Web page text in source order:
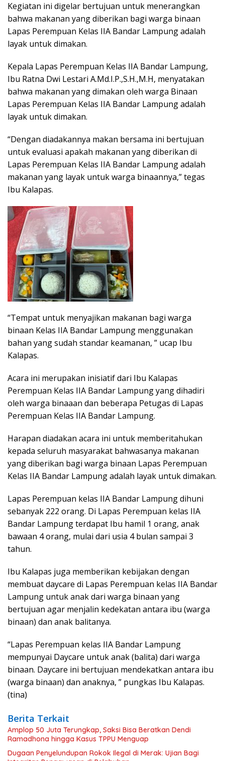
Kegiatan ini digelar bertujuan untuk menerangkan
bahwa makanan yang diberikan bagi warga binaan
Lapas Perempuan Kelas IIA Bandar Lampung adalah
layak untuk dimakan.
Kepala Lapas Perempuan Kelas IIA Bandar Lampung,
Ibu Ratna Dwi Lestari A.Md.I.P.,S.H.,M.H, menyatakan
bahwa makanan yang dimakan oleh warga Binaan
Lapas Perempuan Kelas IIA Bandar Lampung adalah
layak untuk dimakan.
“Dengan diadakannya makan bersama ini bertujuan
untuk evaluasi apakah makanan yang diberikan di
Lapas Perempuan Kelas IIA Bandar Lampung adalah
makanan yang layak untuk warga binaannya,” tegas
Ibu Kalapas.
“Tempat untuk menyajikan makanan bagi warga
binaan Kelas IIA Bandar Lampung menggunakan
bahan yang sudah standar keamanan, ” ucap Ibu
Kalapas.
Acara ini merupakan inisiatif dari Ibu Kalapas
Perempuan Kelas IIA Bandar Lampung yang dihadiri
oleh warga binaaan dan beberapa Petugas di Lapas
Perempuan Kelas IIA Bandar Lampung.
Harapan diadakan acara ini untuk memberitahukan
kepada seluruh masyarakat bahwasanya makanan
yang diberikan bagi warga binaan Lapas Perempuan
Kelas IIA Bandar Lampung adalah layak untuk dimakan.
Lapas Perempuan kelas IIA Bandar Lampung dihuni
sebanyak 222 orang. Di Lapas Perempuan kelas IIA
Bandar Lampung terdapat Ibu hamil 1 orang, anak
bawaan 4 orang, mulai dari usia 4 bulan sampai 3
tahun.
Ibu Kalapas juga memberikan kebijakan dengan
membuat daycare di Lapas Perempuan kelas IIA Bandar
Lampung untuk anak dari warga binaan yang
bertujuan agar menjalin kedekatan antara ibu (warga
binaan) dan anak balitanya.
“Lapas Perempuan kelas IIA Bandar Lampung
mempunyai Daycare untuk anak (balita) dari warga
binaan. Daycare ini bertujuan mendekatkan antara ibu
(warga binaan) dan anaknya, ” pungkas Ibu Kalapas.
(tina)
Berita Terkait
Amplop 50 Juta Terungkap, Saksi Bisa Beratkan Dendi
Ramadhona hingga Kasus TPPU Menguap
Dugaan Penyelundupan Rokok Ilegal di Merak: Ujian Bagi